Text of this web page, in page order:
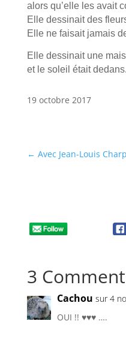
alors qu’elle les avait
Elle dessinait des
Elle ne faisait jamais
Elle dessinait une
et le soleil était dedans.
19 octobre 2017
← Avec Jean-Louis
3
Cachou sur 4
OUI !! ♥♥♥ ….